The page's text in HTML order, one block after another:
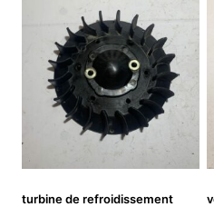
turbine de refroidissement